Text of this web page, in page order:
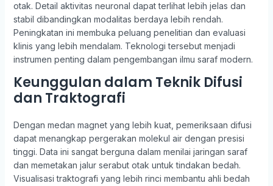
otak. Detail aktivitas neuronal dapat terlihat lebih jelas dan
stabil dibandingkan modalitas berdaya lebih rendah.
Peningkatan ini membuka peluang penelitian dan evaluasi
klinis yang lebih mendalam. Teknologi tersebut menjadi
instrumen penting dalam pengembangan ilmu saraf modern.
Keunggulan dalam Teknik Difusi
dan Traktografi
Dengan medan magnet yang lebih kuat, pemeriksaan difusi
dapat menangkap pergerakan molekul air dengan presisi
tinggi. Data ini sangat berguna dalam menilai jaringan saraf
dan memetakan jalur serabut otak untuk tindakan bedah.
Visualisasi traktografi yang lebih rinci membantu ahli bedah